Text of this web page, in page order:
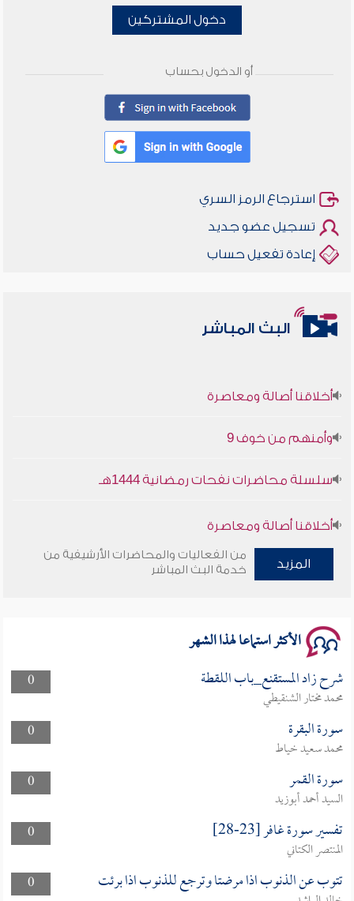
دخول المشتركين
أو الدخول بحساب
استرجاع الرمز السري
تسجيل عضو جديد
إعادة تفعيل حساب
البث المباشر
أخلاقنا أصالة ومعاصرة
وأمنهم من خوف 9
سلسلة محاضرات نفحات رمضانية 1444هـ
أخلاقنا أصالة ومعاصرة
وأمنهم من خوف 9
المزيد
من الفعاليات والمحاضرات الأرشيفية من
خدمة البث المباشر
الأكثر استماعا لهذا الشهر
0 شرح زاد المستقنع_باب اللقطة
محمد مختار الشنقيطي
0
سورة البقرة
محمد سعيد خياط
0
سورة القمر
السيد أحمد أبوزيد
0
تفسير سورة غافر [23-28]
المنتصر الكتاني
0
تتوب عن الذنوب اذا مرضتا وترجع للذنوب اذا برئت